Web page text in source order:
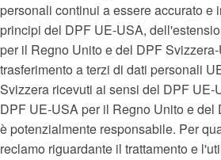
personali continui a essere accurato e
principi del DPF UE-USA,
per il Regno Unito e del DPF
trasferimento a terzi di dati personali
Svizzera ricevuti ai sensi del DPF UE-
DPF UE-USA per il Regno Unito e del
è potenzialmente responsabile. Per
reclamo riguardante il trattamento e